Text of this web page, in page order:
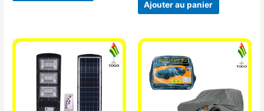
Ajouter au panier